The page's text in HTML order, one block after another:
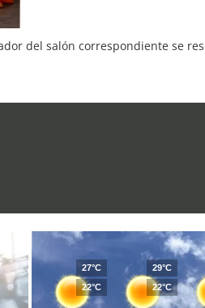
del salón correspondiente se
27°C
22°C
29°C
22°C